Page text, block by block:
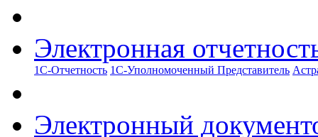
Электронная
1С-Отчетность 1С-Уполномоченный Представитель
Электронный